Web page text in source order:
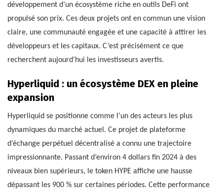
développement d’un écosystème riche en outils DeFi ont
propulsé son prix. Ces deux projets ont en commun une vision
claire, une communauté engagée et une capacité à attirer les
développeurs et les capitaux. C’est précisément ce que
recherchent aujourd’hui les investisseurs avertis.
Hyperliquid : un écosystème DEX en pleine
expansion
Hyperliquid se positionne comme l’un des acteurs les plus
dynamiques du marché actuel. Ce projet de plateforme
d’échange perpétuel décentralisé a connu une trajectoire
impressionnante. Passant d’environ 4 dollars fin 2024 à des
niveaux bien supérieurs, le token HYPE affiche une hausse
dépassant les 900 % sur certaines périodes. Cette performance